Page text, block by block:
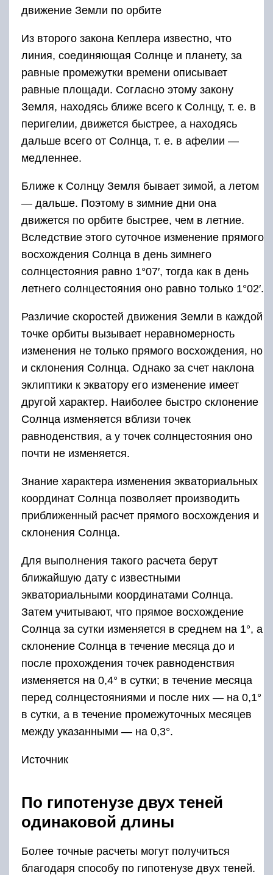
движение Земли по орбите
Из второго закона Кеплера известно, что
линия, соединяющая Солнце и планету, за
равные промежутки времени описывает
равные площади. Согласно этому закону
Земля, находясь ближе всего к Солнцу, т. е. в
перигелии, движется быстрее, а находясь
дальше всего от Солнца, т. е. в афелии —
медленнее.
Ближе к Солнцу Земля бывает зимой, а летом
— дальше. Поэтому в зим­ние дни она
движется по орбите быстрее, чем в летние.
Вследст­вие этого суточное изменение прямого
восхождения Солнца в день зимнего
солнцестояния равно 1°07′, тогда как в день
летнего солнцестояния оно равно только 1°02′.
Различие скоростей движения Земли в каждой
точке орбиты вызывает неравномерность
изменения не только прямого восхож­дения, но
и склонения Солнца. Однако за счет наклона
эк­липтики к экватору его изменение имеет
другой характер. Наиболее быстро склонение
Солнца изменяется вблизи точек
равноденствия, а у точек солнцестояния оно
почти не из­меняется.
Знание характера изменения экваториальных
координат Солн­ца позволяет производить
приближенный расчет прямого восхож­дения и
склонения Солнца.
Для выполнения такого расчета бе­рут
ближайшую дату с известными
экваториальными координа­тами Солнца.
Затем учитывают, что прямое восхождение
Солнца за сутки изменяется в среднем на 1°, а
склонение Солнца в тече­ние месяца до и
после прохождения точек равноденствия
изме­няется на 0,4° в сутки; в течение месяца
перед солнцестояниями и после них — на 0,1°
в сутки, а в течение промежуточных меся­цев
между указанными — на 0,3°.
Источник
По гипотенузе двух теней
одинаковой длины
Более точные расчеты могут получиться
благодаря способу по гипотенузе двух теней.